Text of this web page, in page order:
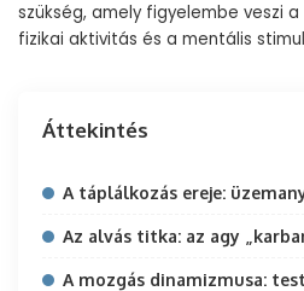
szükség, amely figyelembe veszi
fizikai aktivitás és a mentális
Áttekintés
A táplálkozás ereje:
Az alvás titka: az agy
A mozgás dinamizmusa: